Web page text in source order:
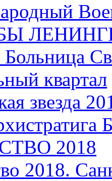
квартал
звезда
2018
2018.